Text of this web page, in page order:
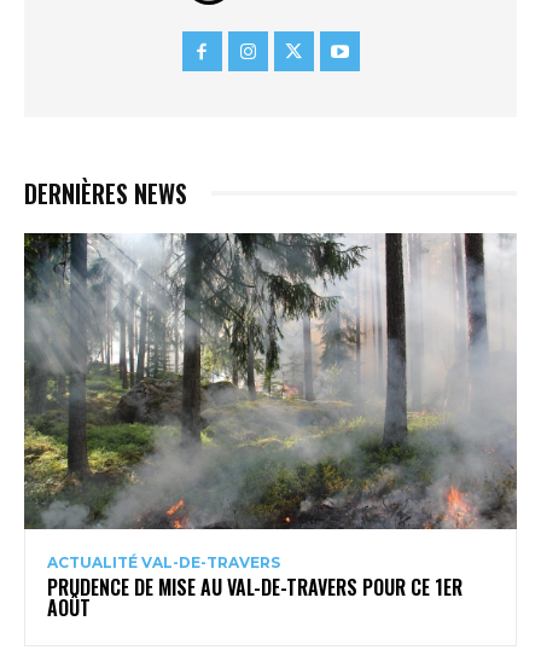
DERNIÈRES NEWS
ACTUALITÉ VAL-DE-TRAVERS
PRUDENCE DE MISE AU VAL-DE-TRAVERS POUR CE 1ER
AOÛT